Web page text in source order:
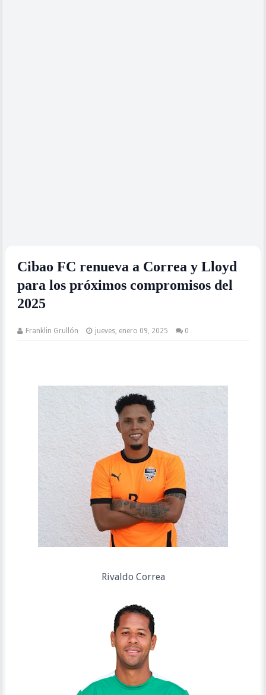
Cibao FC renueva a Correa y Lloyd
para los próximos compromisos del
2025
Franklin Grullón jueves, enero 09, 2025 0
Rivaldo Correa